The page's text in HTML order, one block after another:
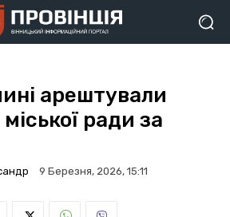
арештували
ради за
9 Березня, 2026, 15:11